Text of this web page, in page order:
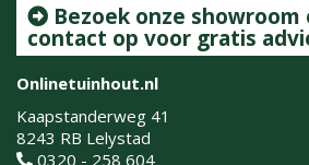
Bezoek onze showroom
contact op voor gratis
Onlinetuinhout.nl
Kaapstanderweg 41
8243 RB Lelystad
0320 - 258 604